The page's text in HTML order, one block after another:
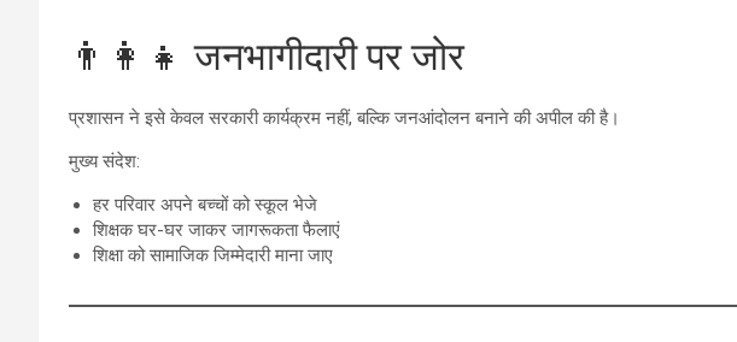
👨‍👩‍👧 जनभागीदारी पर जोर
प्रशासन ने इसे केवल सरकारी कार्यक्रम नहीं, बल्कि जनआंदोलन बनाने की अपील की है।
मुख्य संदेश:
हर परिवार अपने बच्चों को स्कूल भेजे
शिक्षक घर-घर जाकर जागरूकता फैलाएं
शिक्षा को सामाजिक जिम्मेदारी माना जाए